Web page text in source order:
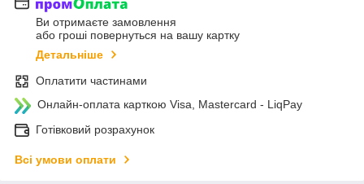
Ви отримаєте замовлення
або гроші повернуться на вашу картку
Детальніше
Оплатити частинами
Онлайн-оплата карткою Visa, Mastercard - LiqPay
Готівковий розрахунок
Всі умови оплати